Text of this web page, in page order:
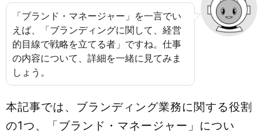
「ブランド・マネージャー」を一言でい
えば、「ブランディングに関して、経営
的目線で戦略を立てる者」ですね。仕事
の内容について、詳細を一緒に見てみま
しょう。
本記事では、ブランディング業務に関する役割
の1つ、「ブランド・マネージャー」につい